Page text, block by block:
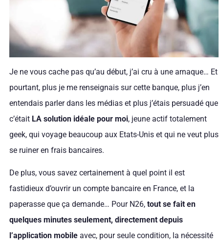
Je ne vous cache pas qu’au début, j’ai cru à une arnaque… Et
pourtant, plus je me renseignais sur cette banque, plus j’en
entendais parler dans les médias et plus j’étais persuadé que
c’était LA solution idéale pour moi, jeune actif totalement
geek, qui voyage beaucoup aux Etats-Unis et qui ne veut plus
se ruiner en frais bancaires.
De plus, vous savez certainement à quel point il est
fastidieux d’ouvrir un compte bancaire en France, et la
paperasse que ça demande… Pour N26, tout se fait en
quelques minutes seulement, directement depuis
l’application mobileavec, pour seule condition, la nécessité